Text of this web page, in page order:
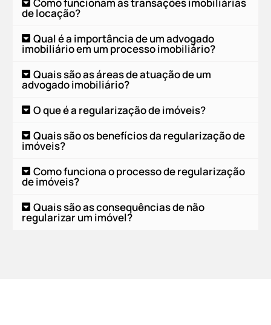
de locação?
Qual é a importância de um advogado
imobiliário em um processo imobiliário?
Quais são as áreas de atuação de um
advogado imobiliário?
O que é a regularização de imóveis?
Quais são os benefícios da regularização de
imóveis?
Como funciona o processo de regularização
de imóveis?
Quais são as consequências de não
regularizar um imóvel?